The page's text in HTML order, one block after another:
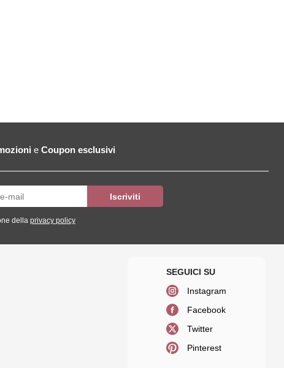
e Coupon esclusivi
della privacy policy
Instagram
Facebook
Twitter
Pinterest